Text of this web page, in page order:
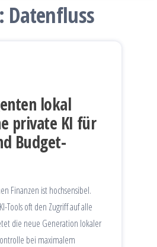
Datenfluss
lokal
private KI für
Budget-
Finanzen ist hochsensibel.
Tools oft den Zugriff auf alle
die neue Generation lokaler
bei maximalem